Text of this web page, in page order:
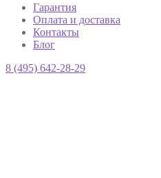
Гарантия
Оплата и доставка
Контакты
Блог
8 (495) 642-28-29